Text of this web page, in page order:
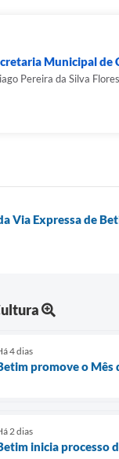
Municipal de
Pereira da Silva
Via Expressa de
4 dias
promove o
2 dias
inicia processo